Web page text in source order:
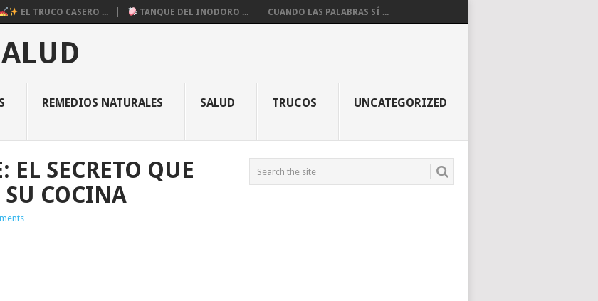
EL TRUCO CASERO ... TANQUE DEL INODORO ... CUANDO LAS PALABRAS SÍ ...
REMEDIOS NATURALES SALUD TRUCOS UNCATEGORIZED
SECRETO QUE
COCINA